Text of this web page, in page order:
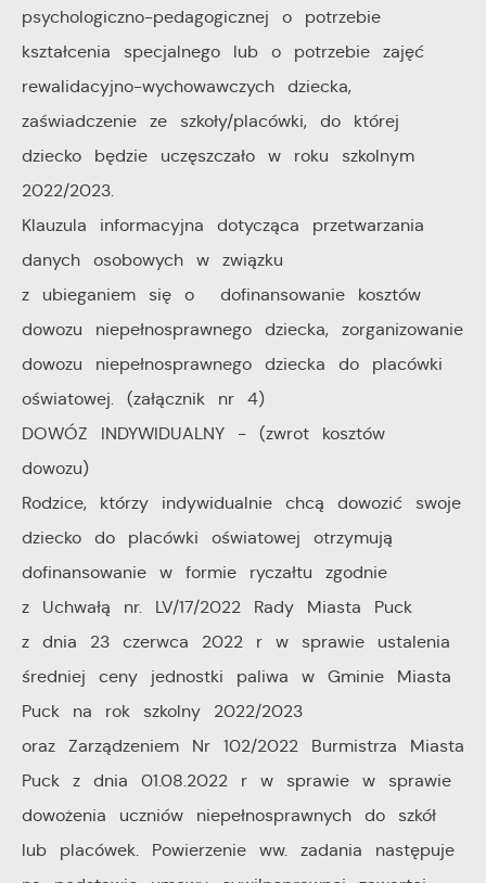
psychologiczno-pedagogicznej o potrzebie
kształcenia specjalnego lub o potrzebie zajęć
rewalidacyjno-wychowawczych dziecka,
zaświadczenie ze szkoły/placówki, do której
dziecko będzie uczęszczało w roku szkolnym
2022/2023.
Klauzula informacyjna dotycząca przetwarzania
danych osobowych w związku
z ubieganiem się o dofinansowanie kosztów
dowozu niepełnosprawnego dziecka, zorganizowanie
dowozu niepełnosprawnego dziecka do placówki
oświatowej. (załącznik nr 4)
DOWÓZ INDYWIDUALNY - (zwrot kosztów
dowozu)
Rodzice, którzy indywidualnie chcą dowozić swoje
dziecko do placówki oświatowej otrzymują
dofinansowanie w formie ryczałtu zgodnie
z Uchwałą nr. LV/17/2022 Rady Miasta Puck
z dnia 23 czerwca 2022 r w sprawie ustalenia
średniej ceny jednostki paliwa w Gminie Miasta
Puck na rok szkolny 2022/2023
oraz Zarządzeniem Nr 102/2022 Burmistrza Miasta
Puck z dnia 01.08.2022 r w sprawie w sprawie
dowożenia uczniów niepełnosprawnych do szkół
lub placówek. Powierzenie ww. zadania następuje